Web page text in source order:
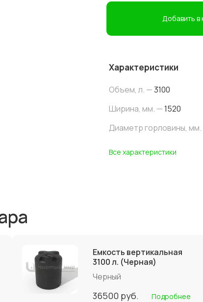
Добавить в
Характеристики
Объем, л. —3100
Ширина, мм. —1520
Диаметр горловины,
Все характеристики
Емкость вертикальная
3100 л. (Черная)
Черный
36500 руб. Подробнее